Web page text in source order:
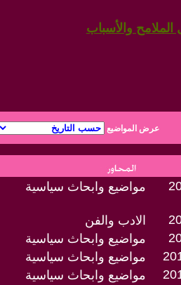
والأسباب
عرض المواضيع
مواضيع وابحاث سياسية
الادب والفن
مواضيع وابحاث سياسية
مواضيع وابحاث سياسية
مواضيع وابحاث سياسية